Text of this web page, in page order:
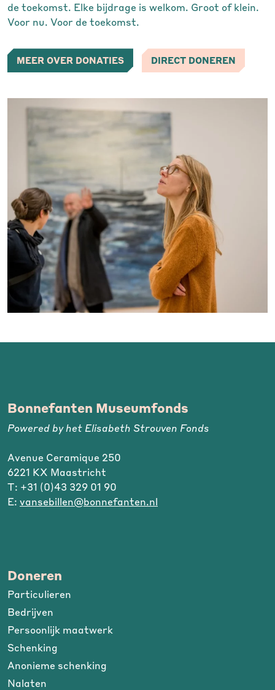
de toekomst. Elke bijdrage is welkom. Groot of klein.
Voor nu. Voor de toekomst.
MEER OVER DONATIES DIRECT DONEREN
Bonnefanten Museumfonds
Powered by het Elisabeth Strouven Fonds
Avenue Ceramique 250
6221 KX Maastricht
T: +31 (0)43 329 01 90
E: vansebillen@bonnefanten.nl
Doneren
Particulieren
Bedrijven
Persoonlijk maatwerk
Schenking
Anonieme schenking
Nalaten